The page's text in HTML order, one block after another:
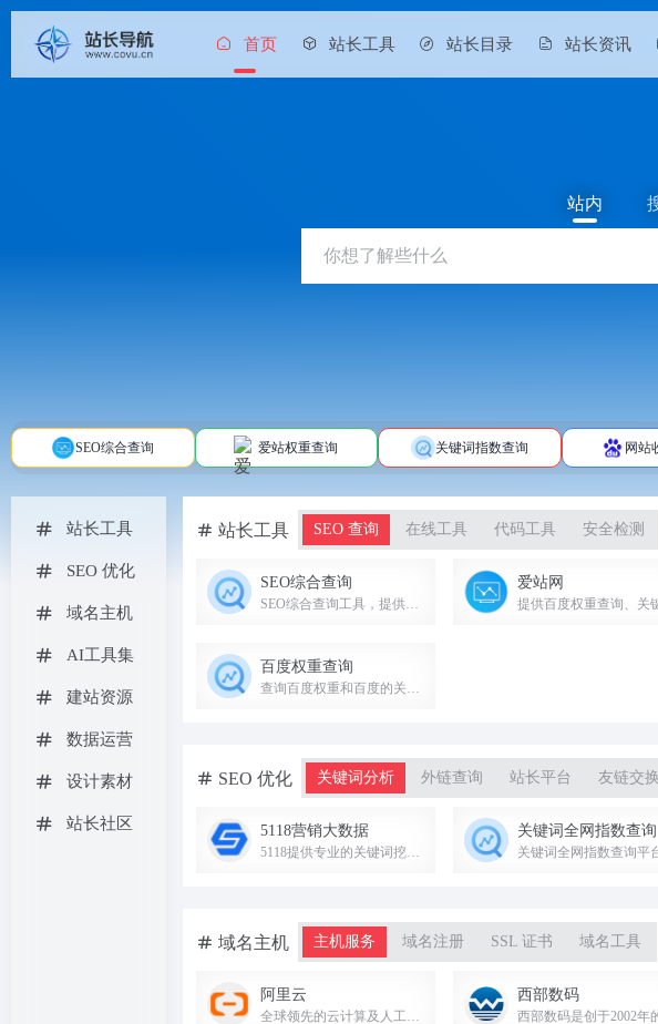
首页 站长工具 站长目录 站长资讯
站长工具
SEO 优化
域名主机
AI工具集
建站资源
数据运营
设计素材
站长社区
站内
SEO综合查询 爱站权重查询 关键词指数查询 网站
站长工具 SEO 查询 在线工具 代码工具 安全检测
SEO综合查询 爱站网
百度权重查询
SEO 优化 关键词分析 外链查询 站长平台 友链交换
5118营销大数据 关键词全网指数查询
域名主机 主机服务 域名注册 SSL 证书 域名工具
阿里云 西部数码